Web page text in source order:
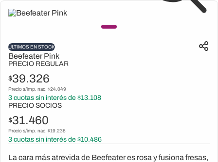
ULTIMOS EN STOCK
Beefeater Pink
PRECIO REGULAR
$39.326
Precio s/imp. nac. $24.049
3 cuotas sin interés de $13.108
PRECIO SOCIOS
$31.460
Precio s/imp. nac. $19.238
3 cuotas sin interés de $10.486
La cara más atrevida de Beefeater es rosa y fusiona fresas,